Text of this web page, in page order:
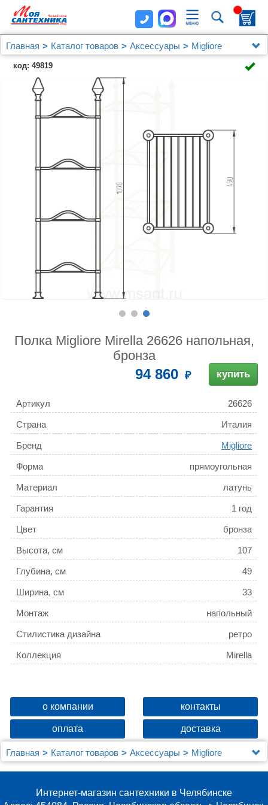
Главная Каталог товаров Аксессуары
Migliore
Полка Migliore Mirella 26626 напольная, бронза
код: 49819
Полка Migliore Mirella 26626 напольная,
бронза
94 860 купить
Артикул 26626
Страна Италия
Бренд Migliore
Форма прямоугольная
Материал латунь
Гарантия 1 год
Цвет бронза
Высота, см 107
Глубина, см 49
Ширина, см 33
Монтаж напольный
Стилистика дизайна ретро
Коллекция Mirella
о компании контакты
оплата доставка
Главная Каталог товаров Аксессуары
Migliore
Полка Migliore Mirella 26626 напольная, бронза
Интернет-магазин сантехники в Челябинске